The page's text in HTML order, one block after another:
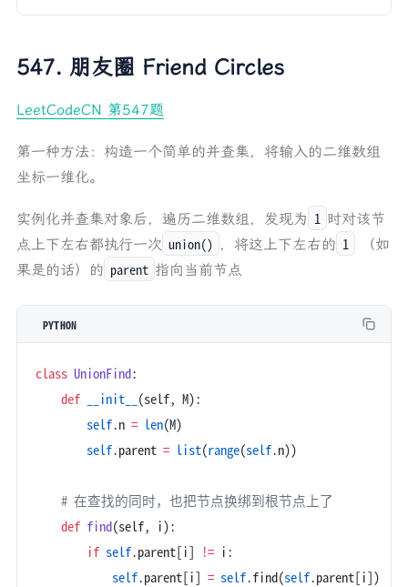
547. 朋友圈 Friend Circles
LeetCodeCN 第547题
第一种方法：构造一个简单的并查集，将输入的二维数组
坐标一维化。
实例化并查集对象后，遍历二维数组，发现为 1 时对该节
点上下左右都执行一次 union() ，将这上下左右的 1
（如
果是的话）的 parent 指向当前节点
PYTHON
class UnionFind:
    def
__init__ (self, M):
        self
.n = len(M)
        self
.parent = list(range(self.n))
    # 在查找的同时，也把节点换绑到根节点上了
    def
find(self, i):
        if
self.parent[i] != i:
            self
.parent[i] = self.find(self.parent[i])